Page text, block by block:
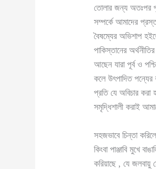
তোলার জন্য অতঃপর
সম্পর্কে আমাদের
বৈষম্যের অভিশাপ
পাকিস্তানের
আছেন যারা পূর্ব ও
কলে উৎপাদিত পন্যের
প্রতি যে অবিচার করা
সমৃদ্ধিশালী করাই
সহজভাবে চিন্তা
কিংবা পাঞ্জাবি মুখে
করিয়াছে , যে জলবায়ু